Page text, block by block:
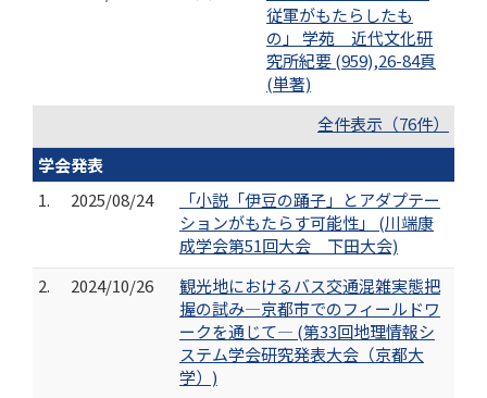
従軍がもたらしたも
の」 学苑 近代文化研
究所紀要 (959),26-84頁
(単著)
全件表示（76件）
学会発表
1.
2025/08/24
「小説「伊豆の踊子」とアダプテー
ションがもたらす可能性」 (川端康
成学会第51回大会 下田大会)
2.
2024/10/26
観光地におけるバス交通混雑実態把
握の試み―京都市でのフィールドワ
ークを通じて― (第33回地理情報シ
ステム学会研究発表大会（京都大
学）)